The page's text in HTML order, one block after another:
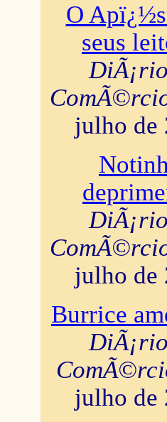
O
seus
julho de
julho de
Burrice
julho de